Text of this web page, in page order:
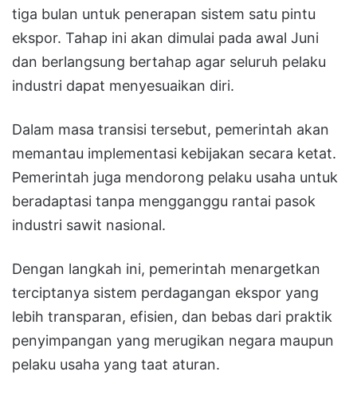
tiga bulan untuk penerapan sistem satu pintu
ekspor. Tahap ini akan dimulai pada awal Juni
dan berlangsung bertahap agar seluruh pelaku
industri dapat menyesuaikan diri.
Dalam masa transisi tersebut, pemerintah akan
memantau implementasi kebijakan secara ketat.
Pemerintah juga mendorong pelaku usaha untuk
beradaptasi tanpa mengganggu rantai pasok
industri sawit nasional.
Dengan langkah ini, pemerintah menargetkan
terciptanya sistem perdagangan ekspor yang
lebih transparan, efisien, dan bebas dari praktik
penyimpangan yang merugikan negara maupun
pelaku usaha yang taat aturan.